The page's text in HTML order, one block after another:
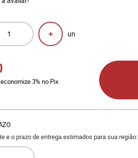
un
economize3% no Pix
e o prazo de entrega estimados para sua região: